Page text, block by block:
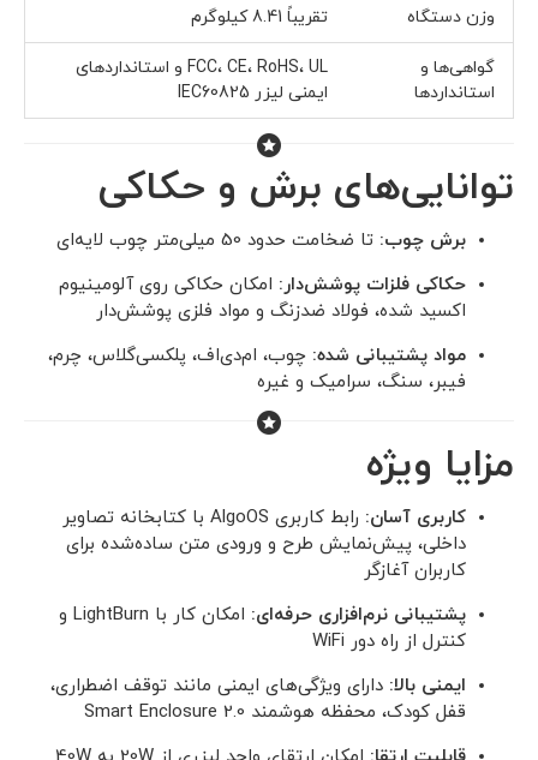
وزن دستگاه تقریباً 8.41 کیلوگرم
گواهی‌ها و
استانداردها
FCC، CE، RoHS، UL و استانداردهای
ایمنی لیزر IEC60825
توانایی‌های برش و حکاکی
برش چوب: تا ضخامت حدود 50 میلی‌متر چوب لایه‌ای
حکاکی فلزات پوشش‌دار: امکان حکاکی روی آلومینیوم
اکسید شده، فولاد ضدزنگ و مواد فلزی پوشش‌دار
مواد پشتیبانی شده: چوب، ام‌دی‌اف، پلکسی‌گلاس، چرم،
فیبر، سنگ، سرامیک و غیره
مزایا ویژه
کاربری آسان:
رابط کاربری AlgoOS با کتابخانه تصاویر
داخلی، پیش‌نمایش طرح و ورودی متن ساده‌شده برای
کاربران آغازگر
پشتیبانی نرم‌افزاری حرفه‌ای:
امکان کار با LightBurn و
کنترل از راه دور WiFi
ایمنی بالا: دارای ویژگی‌های ایمنی مانند توقف اضطراری،
قفل کودک، محفظه هوشمند Smart Enclosure 2.0